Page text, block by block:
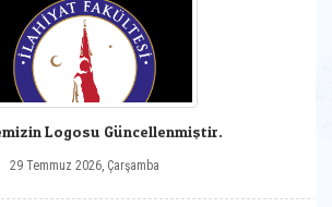
Logosu Güncellenmiştir.
29 Temmuz 2026, Çarşamba